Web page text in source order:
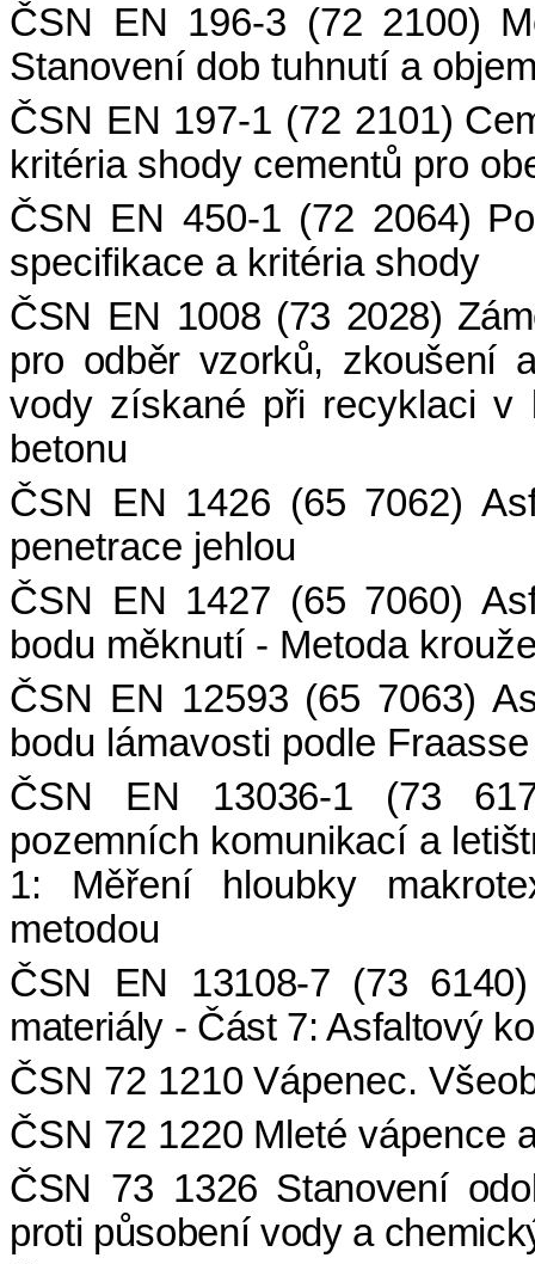
ČSN EN 196-3 (72 2100)
Stanovení dob tuhnutí a
ČSN EN 197-1 (72 2101)
kritéria shody cementů pro
ČSN EN 450-1 (72 2064)
specifikace a kritéria shody
ČSN EN 1008 (73 2028)
pro odběr vzorků, zkoušení
vody získané při recyklaci v
betonu
ČSN EN 1426 (65 7062)
penetrace jehlou
ČSN EN 1427 (65 7060)
bodu měknutí - Metoda
ČSN EN 12593 (65 7063)
bodu lámavosti podle Fraasse
ČSN EN 13036-1 (73
pozemních komunikací a
1: Měření hloubky
metodou
ČSN EN 13108-7 (73 6140)
materiály - Část 7: Asfaltový
ČSN 72 1210 Vápenec.
ČSN 72 1220 Mleté vápence
ČSN 73 1326 Stanovení
proti působení vody a